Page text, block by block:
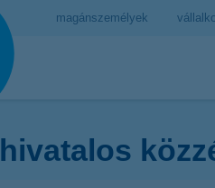
magánszemélyek